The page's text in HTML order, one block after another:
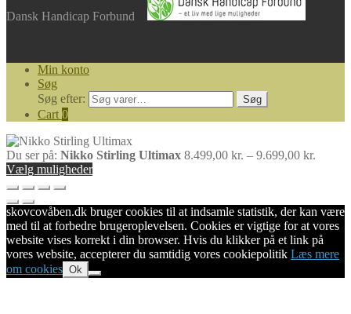
Dansk Handicap Forbund
Min konto
Søg
Søg efter:
Søg
Cart 0
Du ser på: Nikko Stirling Ultimax 8.499,00 kr. – 9.699,00 kr.
Vælg muligheder
skovcovåben.dk bruger cookies til at indsamle statistik, der kan være
med til at forbedre brugeroplevelsen. Cookies er vigtige for at vores
website vises korrekt i din browser. Hvis du klikker på et link på
vores website, accepterer du samtidig vores cookiepolitik Læs mere
om cookies Ok